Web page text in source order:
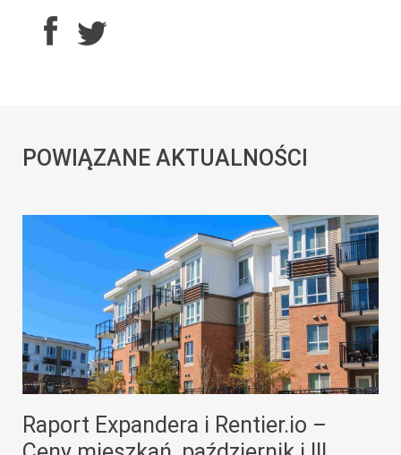
POWIĄZANE AKTUALNOŚCI
Raport Expandera i Rentier.io –